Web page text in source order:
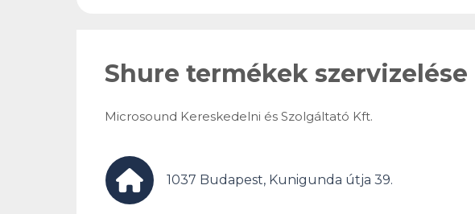
Shure termékek szervizelése
Microsound Kereskedelni és Szolgáltató Kft.
1037 Budapest, Kunigunda útja 39.